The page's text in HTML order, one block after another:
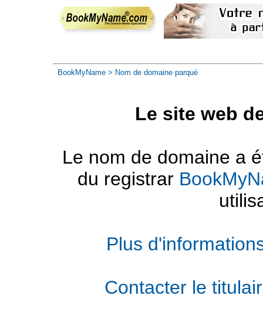
BookMyName > Nom de domaine parqué
Le site web
Le nom de domaine a
du registrar
Plus
Contacter le